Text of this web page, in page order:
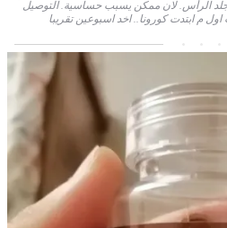
جلد الرأس. لان ممكن يسبب حساسية. التوصيل